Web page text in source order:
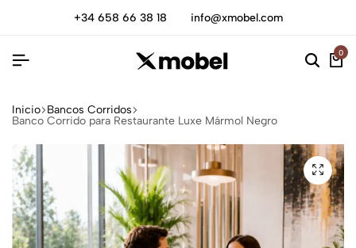
+34 658 66 38 18 info@xmobel.com
0
Inicio Bancos Corridos
Banco Corrido para Restaurante Luxe Mármol Negro